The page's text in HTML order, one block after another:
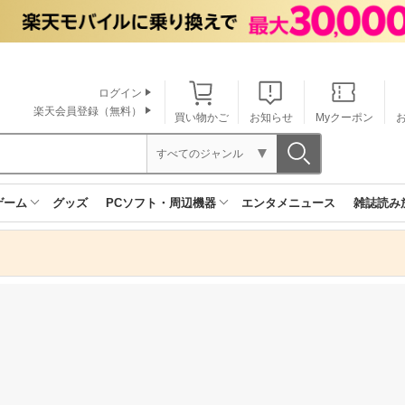
買い物かご お知らせ Myクーポン
ログイン
楽天会員登録（無料）
すべてのジャンル
ーム グッズ PCソフト・周辺機器 エンタメニュース 雑誌読み